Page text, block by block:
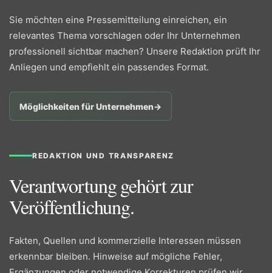
Sie möchten eine Pressemitteilung einreichen, ein
relevantes Thema vorschlagen oder Ihr Unternehmen
professionell sichtbar machen? Unsere Redaktion prüft Ihr
Anliegen und empfiehlt ein passendes Format.
Möglichkeiten für Unternehmen→
REDAKTION UND TRANSPARENZ
Verantwortung gehört zur
Veröffentlichung.
Fakten, Quellen und kommerzielle Interessen müssen
erkennbar bleiben. Hinweise auf mögliche Fehler,